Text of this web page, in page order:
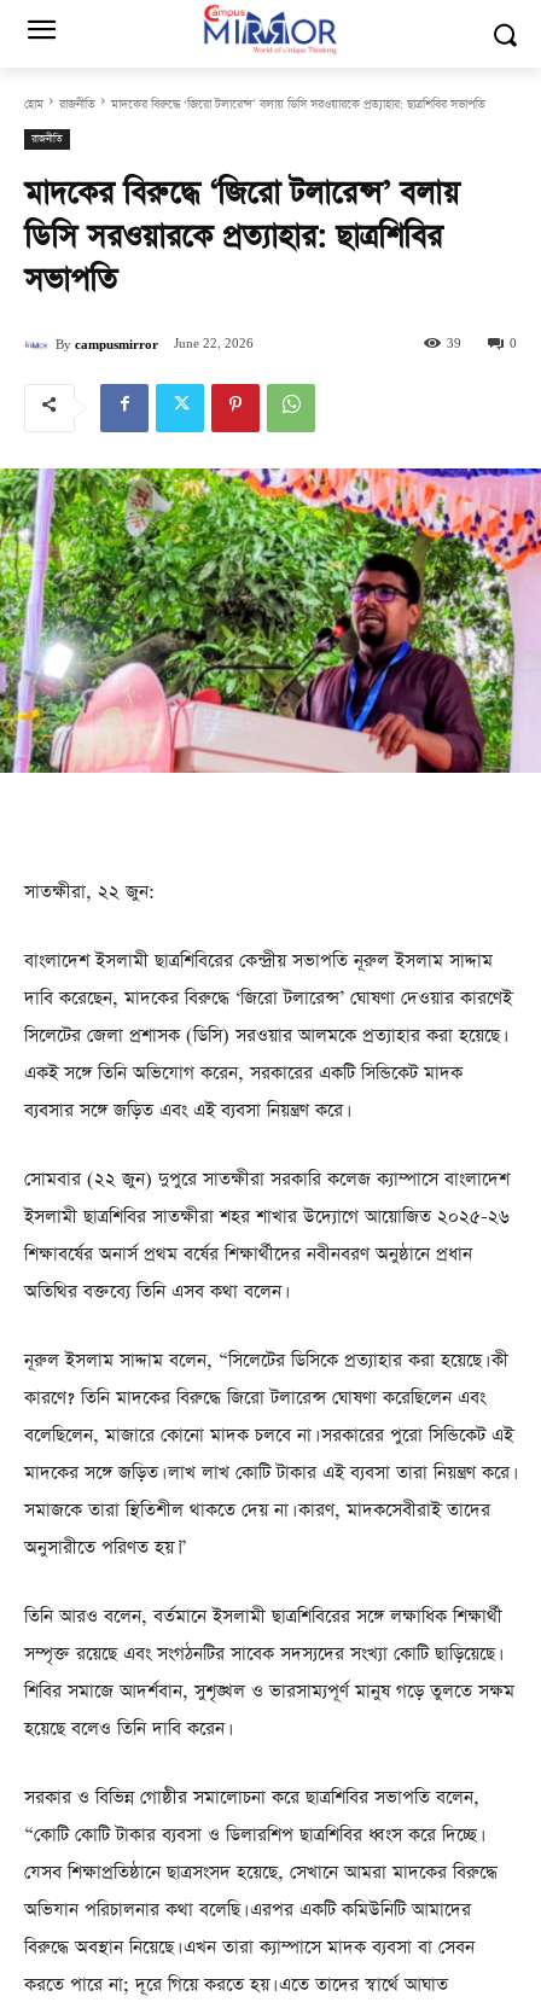
হোম রাজনীতি মাদকের বিরুদ্ধে ‘জিরো টলারেন্স’ বলায় ডিসি সরওয়ারকে প্রত্যাহার: ছাত্রশিবির সভাপতি
রাজনীতি
মাদকের বিরুদ্ধে ‘জিরো টলারেন্স’ বলায়
ডিসি সরওয়ারকে প্রত্যাহার: ছাত্রশিবির
সভাপতি
By campusmirror June 22, 2026 0
39
সাতক্ষীরা, ২২ জুন:
বাংলাদেশ ইসলামী ছাত্রশিবিরের কেন্দ্রীয় সভাপতি নূরুল ইসলাম সাদ্দাম
দাবি করেছেন, মাদকের বিরুদ্ধে ‘জিরো টলারেন্স’ ঘোষণা দেওয়ার কারণেই
সিলেটের জেলা প্রশাসক (ডিসি) সরওয়ার আলমকে প্রত্যাহার করা হয়েছে।
একই সঙ্গে তিনি অভিযোগ করেন, সরকারের একটি সিন্ডিকেট মাদক
ব্যবসার সঙ্গে জড়িত এবং এই ব্যবসা নিয়ন্ত্রণ করে।
সোমবার (২২ জুন) দুপুরে সাতক্ষীরা সরকারি কলেজ ক্যাম্পাসে বাংলাদেশ
ইসলামী ছাত্রশিবির সাতক্ষীরা শহর শাখার উদ্যোগে আয়োজিত ২০২৫-২৬
শিক্ষাবর্ষের অনার্স প্রথম বর্ষের শিক্ষার্থীদের নবীনবরণ অনুষ্ঠানে প্রধান
অতিথির বক্তব্যে তিনি এসব কথা বলেন।
নূরুল ইসলাম সাদ্দাম বলেন, “সিলেটের ডিসিকে প্রত্যাহার করা হয়েছে। কী
কারণে? তিনি মাদকের বিরুদ্ধে জিরো টলারেন্স ঘোষণা করেছিলেন এবং
বলেছিলেন, মাজারে কোনো মাদক চলবে না। সরকারের পুরো সিন্ডিকেট এই
মাদকের সঙ্গে জড়িত। লাখ লাখ কোটি টাকার এই ব্যবসা তারা নিয়ন্ত্রণ করে।
সমাজকে তারা স্থিতিশীল থাকতে দেয় না। কারণ, মাদকসেবীরাই তাদের
অনুসারীতে পরিণত হয়।”
তিনি আরও বলেন, বর্তমানে ইসলামী ছাত্রশিবিরের সঙ্গে লক্ষাধিক শিক্ষার্থী
সম্পৃক্ত রয়েছে এবং সংগঠনটির সাবেক সদস্যদের সংখ্যা কোটি ছাড়িয়েছে।
শিবির সমাজে আদর্শবান, সুশৃঙ্খল ও ভারসাম্যপূর্ণ মানুষ গড়ে তুলতে সক্ষম
হয়েছে বলেও তিনি দাবি করেন।
সরকার ও বিভিন্ন গোষ্ঠীর সমালোচনা করে ছাত্রশিবির সভাপতি বলেন,
“কোটি কোটি টাকার ব্যবসা ও ডিলারশিপ ছাত্রশিবির ধ্বংস করে দিচ্ছে।
যেসব শিক্ষাপ্রতিষ্ঠানে ছাত্রসংসদ হয়েছে, সেখানে আমরা মাদকের বিরুদ্ধে
অভিযান পরিচালনার কথা বলেছি। এরপর একটি কমিউনিটি আমাদের
বিরুদ্ধে অবস্থান নিয়েছে। এখন তারা ক্যাম্পাসে মাদক ব্যবসা বা সেবন
করতে পারে না; দূরে গিয়ে করতে হয়। এতে তাদের স্বার্থে আঘাত